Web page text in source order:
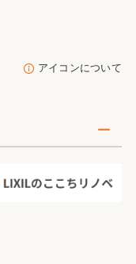
アイコンについて